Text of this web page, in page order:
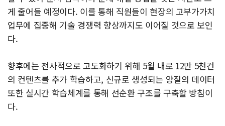
게 줄어들 예정이다. 이를 통해 직원들이 현장의 고부가가치
업무에 집중해 기술 경쟁력 향상까지도 이어질 것으로 보인
다.
향후에는 전사적으로 고도화하기 위해 5월 내로 12만 5천건
의 컨텐츠를 추가 학습하고, 신규로 생성되는 양질의 데이터
또한 실시간 학습체계를 통해 선순환 구조를 구축할 방침이
다.